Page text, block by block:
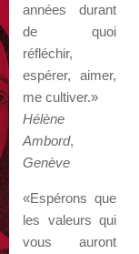
années durant
de quoi
réfléchir,
espérer, aimer,
me cultiver.»
Hélène
Ambord,
Genève
«Espérons que
les valeurs qui
vous auront